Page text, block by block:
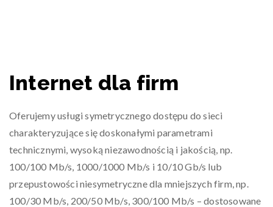
Internet dla firm
Oferujemy usługi symetrycznego dostępu do sieci
charakteryzujące się doskonałymi parametrami
technicznymi, wysoką niezawodnością i jakością, np.
100/100 Mb/s, 1000/1000 Mb/s i 10/10 Gb/s lub
przepustowości niesymetryczne dla mniejszych firm, np.
100/30 Mb/s, 200/50 Mb/s, 300/100 Mb/s – dostosowane